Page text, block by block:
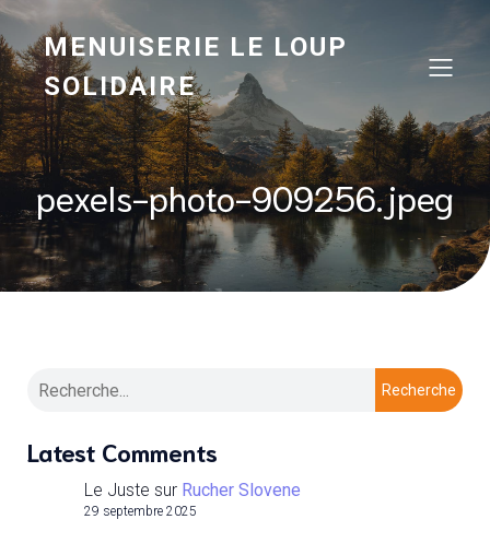
MENUISERIE LE LOUP
SOLIDAIRE
pexels-photo-909256.jpeg
Recherche
Latest Comments
Le Juste sur Rucher Slovene
29 septembre 2025